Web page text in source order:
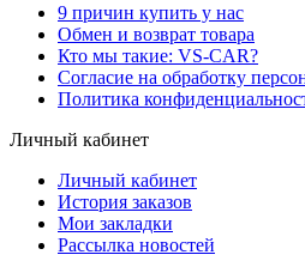
9 причин купить у нас
Обмен и возврат товара
Кто мы такие: VS-CAR?
Согласие на обработку
Политика
Личный кабинет
Личный кабинет
История заказов
Мои закладки
Рассылка новостей